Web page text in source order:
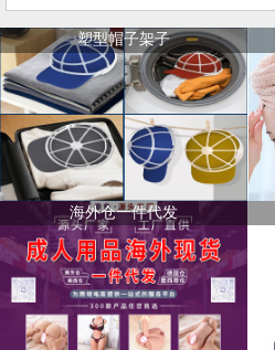
塑型帽子架子
海外仓一件代发